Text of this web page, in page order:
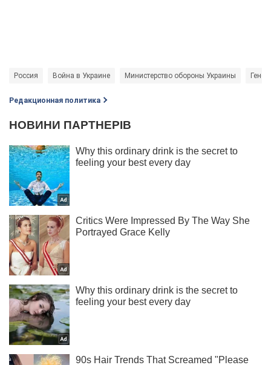
Россия Война в Украине Министерство обороны Украины
Редакционная политика